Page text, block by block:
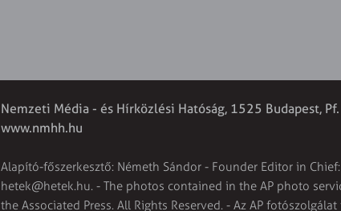
Nemzeti Média - és Hírközlési Hatóság, 1525 Budapest,
www.nmhh.hu
Alapító-főszerkesztő: Németh Sándor - Founder Editor in
hetek@hetek.hu. - The photos contained in the AP photo
the Associated Press. All Rights Reserved. - Az AP